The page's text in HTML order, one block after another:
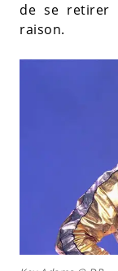
de se retirer
raison.